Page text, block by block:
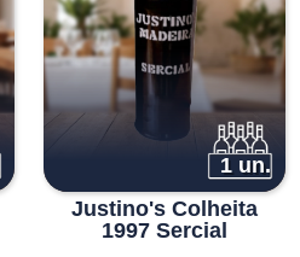
1 un.
Justino's Colheita
1997 Sercial